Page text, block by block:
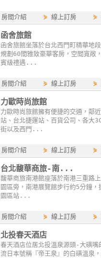
房間介紹 ⋟線上訂房 ⋟
函舍旅館
函舍旅館坐落於台北西門町精華地
規劃60間雅致豪華客房，空間寬敞
賓級禮遇...
房間介紹 ⋟線上訂房 ⋟
力歐時尚旅館
力歐時尚旅館擁有便捷的交通，鄰
站、台北捷運站、百貨公司、各大
街以及西門...
房間介紹 ⋟線上訂房 ⋟
台北馥華商旅-南...
馥華商旅南港館座落於南港三重路
園區旁，南港展覽館步行約5分鐘，
園區站...
房間介紹 ⋟線上訂房 ⋟
北投春天酒店
春天酒店位居北投溫泉源頭-大磺嘴
流日本號稱『帝王泉』的白磺溫泉